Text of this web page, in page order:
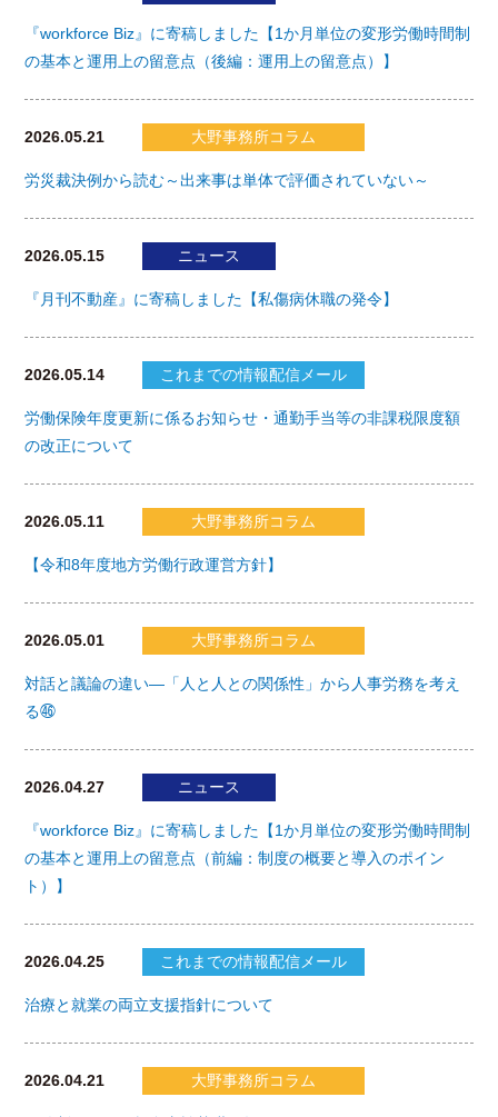
『workforce Biz』に寄稿しました【1か月単位の変形労働時間制
の基本と運用上の留意点（後編：運用上の留意点）】
2026.05.21 大野事務所コラム
労災裁決例から読む～出来事は単体で評価されていない～
2026.05.15 ニュース
『月刊不動産』に寄稿しました【私傷病休職の発令】
2026.05.14 これまでの情報配信メール
労働保険年度更新に係るお知らせ・通勤手当等の非課税限度額
の改正について
2026.05.11 大野事務所コラム
【令和8年度地方労働行政運営方針】
2026.05.01 大野事務所コラム
対話と議論の違い―「人と人との関係性」から人事労務を考え
る㊻
2026.04.27 ニュース
『workforce Biz』に寄稿しました【1か月単位の変形労働時間制
の基本と運用上の留意点（前編：制度の概要と導入のポイン
ト）】
2026.04.25 これまでの情報配信メール
治療と就業の両立支援指針について
2026.04.21 大野事務所コラム